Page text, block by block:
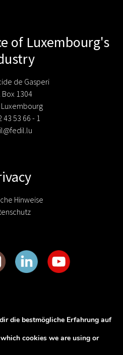
of Luxembourg's
de Gasperi
Box 1304
Luxembourg
43 53 66 - 1
Hinweise
die bestmögliche Erfahrung auf
cookies we are using or